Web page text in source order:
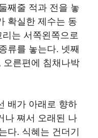
째줄 적과 전을 놓
확실한 제수는 동
는 서쪽왼쪽으로
류를 놓는다. 넷째
오른편에 침채나박
배가 아래로 향하
나 쪄서 오래된 나
다. 식혜는 건더기